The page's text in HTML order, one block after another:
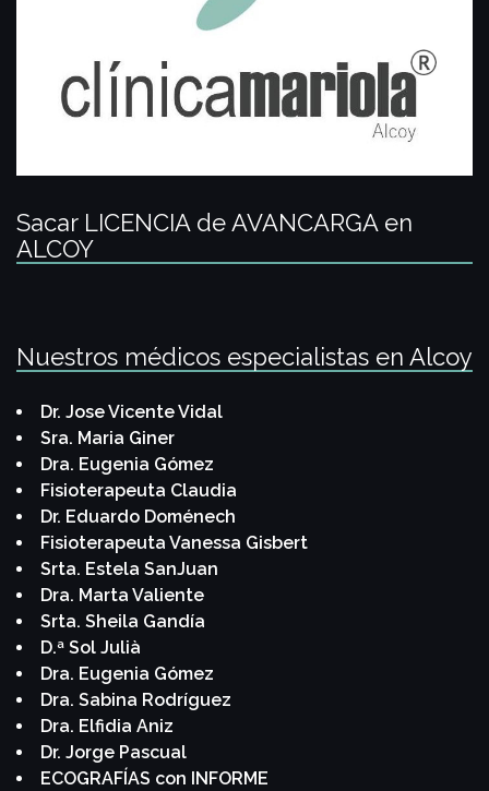
Sacar LICENCIA de AVANCARGA en
ALCOY
Nuestros médicos especialistas en Alcoy
Dr. Jose Vicente Vidal
Sra. Maria Giner
Dra. Eugenia Gómez
Fisioterapeuta Claudia
Dr. Eduardo Doménech
Fisioterapeuta Vanessa Gisbert
Srta. Estela SanJuan
Dra. Marta Valiente
Srta. Sheila Gandía
D.ª Sol Julià
Dra. Eugenia Gómez
Dra. Sabina Rodríguez
Dra. Elfidia Aniz
Dr. Jorge Pascual
ECOGRAFÍAS con INFORME